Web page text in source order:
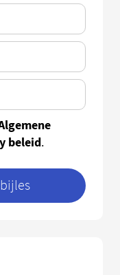
beleid.